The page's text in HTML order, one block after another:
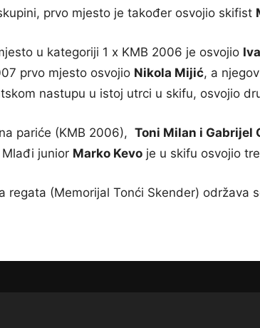
prvo mjesto je također osvojio skifist
u kategoriji 1 x KMB 2006 je osvojio
prvo mjesto osvojio Nikola Mijić, a
nastupu u istoj utrci u skifu, osvojio
pariće (KMB 2006), Toni Milan i Gabrijel
junior Marko Kevo je u skifu osvojio
regata (Memorijal Tonći Skender) održava